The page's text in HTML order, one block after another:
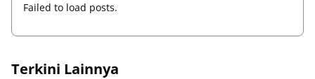
Failed to load posts.
Terkini Lainnya